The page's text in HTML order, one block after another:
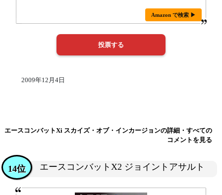
Amazon で検索 ▶
2009年12月4日
エースコンバットXi スカイズ・オブ・インカージョンの詳細・すべての
コメントを見る
エースコンバットX2 ジョイントアサルト
14位